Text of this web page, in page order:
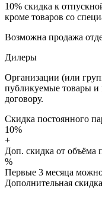
10% скидка к
кроме товаров со
Возможна продажа
Дилеры
Организации (или
публикуемые товары
договору.
Скидка постоянного
10%
+
Доп. скидка от объёма
%
Первые 3 месяца
Дополнительная